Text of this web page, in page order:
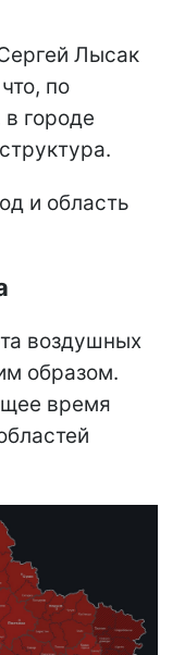
Лысак
по
городе
и область
воздушных
образом.
время